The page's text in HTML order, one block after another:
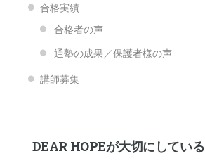
合格実績
合格者の声
通塾の成果／保護者様の声
講師募集
DEAR HOPEが大切にしてい